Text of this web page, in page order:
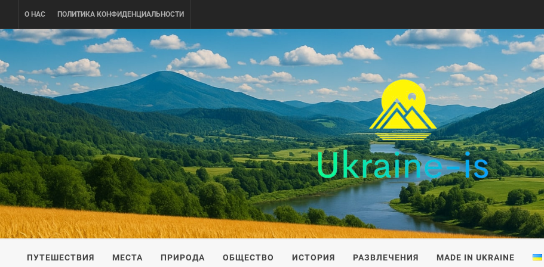
content
О НАС ПОЛИТИКА КОНФИДЕНЦИАЛЬНОСТИ
UKRAINE-IS
ПУТЕШЕСТВИЕ ПО УКРАИНЕ
ПУТЕШЕСТВИЯ МЕСТА ПРИРОДА ОБЩЕСТВО ИСТОРИЯ РАЗВЛЕЧЕНИЯ MADE IN UKRAINE